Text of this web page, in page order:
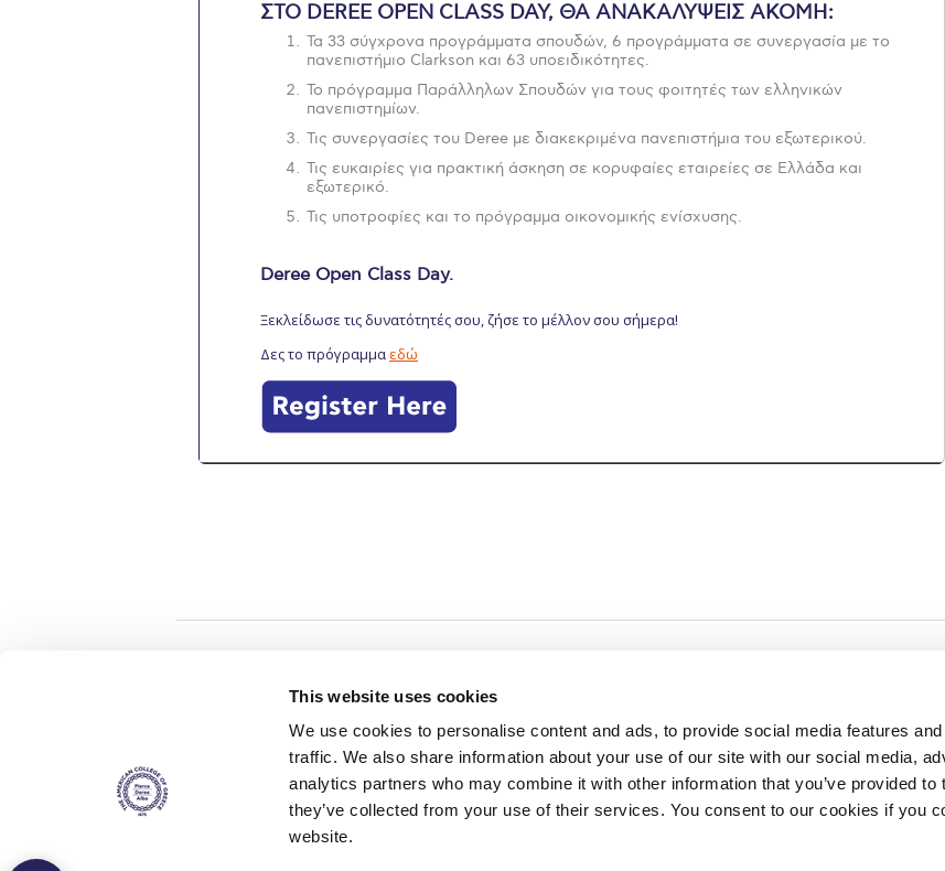
This website uses cookies
We use cookies to personalise content and ads, to provide social media features
traffic. We also share information about your use of our site with our social media,
analytics partners who may combine it with other information that you’ve provided to
they’ve collected from your use of their services. You consent to our cookies if you
website.
ΣΤΟ DEREE OPEN CLASS DAY, ΘΑ ΑΝΑΚΑΛΥΨΕΙΣ ΑΚΟΜΗ:
Τα 33 σύγχρονα προγράμματα σπουδών, 6 προγράμματα σε συνεργασία με το
πανεπιστήμιο Clarkson και 63 υποειδικότητες.
Το πρόγραμμα Παράλληλων Σπουδών για τους φοιτητές των ελληνικών
πανεπιστημίων.
Τις συνεργασίες του Deree με διακεκριμένα πανεπιστήμια του εξωτερικού.
Τις ευκαιρίες για πρακτική άσκηση σε κορυφαίες εταιρείες σε Ελλάδα και
εξωτερικό.
Τις υποτροφίες και το πρόγραμμα οικονομικής ενίσχυσης.
Deree Open Class Day.
Ξεκλείδωσε τις δυνατότητές σου, ζήσε το μέλλον σου σήμερα!
Δες το πρόγραμμα εδώ
ACG History
Contact Us
Campus Map
Careers
Giving
AUGis accredited by NECHE, an
accreditation that includes ACG’s
operations in Greece by means of an
agreement between AUG and ACG
covering all programs currently offered